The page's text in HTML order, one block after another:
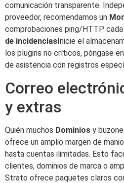
comunicación transparente.
proveedor, recomendamos un
comprobaciones ping/HTTP
de incidencias Inicie el
los plugins no críticos, póngase
de asistencia con registros
Correo
y extras
Quién muchos Dominios y
ofrece un amplio margen de
hasta cuentas ilimitadas. Esto
clientes, dominios de marca o
Strato ofrece paquetes claros